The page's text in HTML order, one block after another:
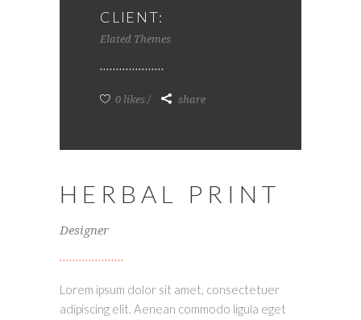
CLIENT:
Elated Themes
0 likes share
HERBAL PRINT
Designer
Lorem ipsum dolor sit amet, consectetuer
adipiscing elit. Aenean commodo ligula eget